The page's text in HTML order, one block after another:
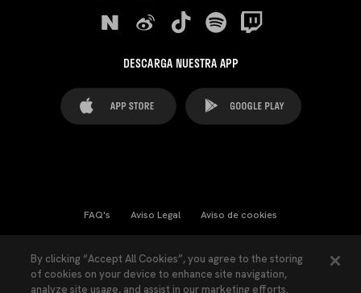
DESCARGA NUESTRA APP
FAQ's Aviso Legal Aviso de cookies
Ley Transparencia Política de Privacidad
By clicking “Accept All Cookies”, you agree to the storing
of cookies on your device to enhance site navigation,
analyze site usage, and assist in our marketing efforts.